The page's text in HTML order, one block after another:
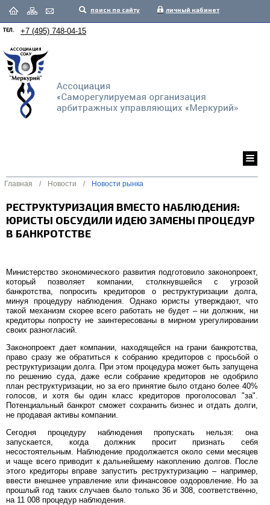
поиск по сайту личный кабинет
ТЕЛ. +7 (495) 748-04-15
Главная / Новости / Новости рынка
РЕСТРУКТУРИЗАЦИЯ ВМЕСТО НАБЛЮДЕНИЯ:
ЮРИСТЫ ОБСУДИЛИ ИДЕЮ ЗАМЕНЫ ПРОЦЕДУР
В БАНКРОТСТВЕ
Министерство экономического развития подготовило законопроект,
который позволяет компании, столкнувшейся с угрозой
банкротства, попросить кредиторов о реструктуризации долга,
минуя процедуру наблюдения. Однако юристы утверждают, что
такой механизм скорее всего работать не будет – ни должник, ни
кредиторы попросту не заинтересованы в мирном урегулировании
своих разногласий.
Законопроект дает компании, находящейся на грани банкротства,
право сразу же обратиться к собранию кредиторов с просьбой о
реструктуризации долга. При этом процедура может быть запущена
по решению суда, даже если собрание кредиторов не одобрило
план реструктуризации, но за его принятие было отдано более 40%
голосов, и хотя бы один класс кредиторов проголосовал "за".
Потенциальный банкрот сможет сохранить бизнес и отдать долги,
не продавая активы компании.
Сегодня процедуру наблюдения пропускать нельзя: она
запускается, когда должник просит признать себя
несостоятельным. Наблюдение продолжается около семи месяцев
и чаще всего приводит к дальнейшему накоплению долгов. После
этого кредиторы вправе запустить реструктуризацию – например,
ввести внешнее управление или финансовое оздоровление. Но за
прошлый год таких случаев было только 36 и 308, соответственно,
на 11 008 процедур наблюдения.